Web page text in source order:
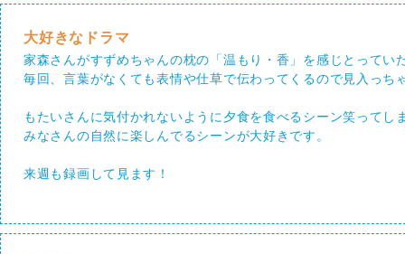
大好きなドラマ
家森さんがすずめちゃんの枕の「温もり・香」を感じとってい
毎回、言葉がなくても表情や仕草で伝わってくるので見入っち
もたいさんに気付かれないように夕食を食べるシーン笑ってし
みなさんの自然に楽しんでるシーンが大好きです。
来週も録画して見ます！